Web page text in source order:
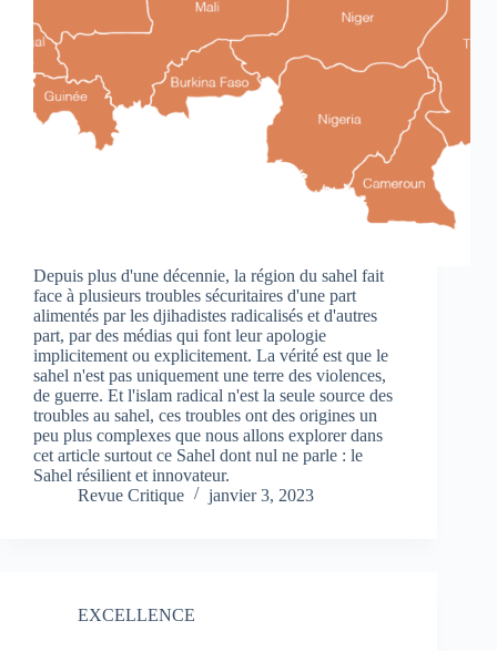
Depuis plus d'une décennie, la région du sahel fait
face à plusieurs troubles sécuritaires d'une part
alimentés par les djihadistes radicalisés et d'autres
part, par des médias qui font leur apologie
implicitement ou explicitement. La vérité est que le
sahel n'est pas uniquement une terre des violences,
de guerre. Et l'islam radical n'est la seule source des
troubles au sahel, ces troubles ont des origines un
peu plus complexes que nous allons explorer dans
cet article surtout ce Sahel dont nul ne parle : le
Sahel résilient et innovateur.
Revue Critique
janvier 3, 2023
EXCELLENCE